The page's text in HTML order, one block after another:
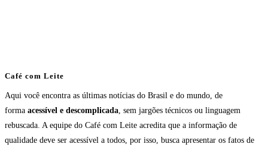
Café com Leite
Aqui você encontra as últimas notícias do Brasil e do mundo, de
forma acessível e descomplicada, sem jargões técnicos ou linguagem
rebuscada. A equipe do Café com Leite acredita que a informação de
qualidade deve ser acessível a todos, por isso, busca apresentar os fatos de